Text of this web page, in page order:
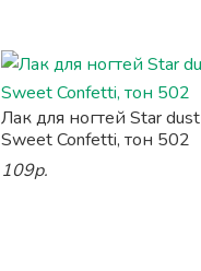
Лак для ногтей Star dust
Sweet Confetti, тон 502
109р.